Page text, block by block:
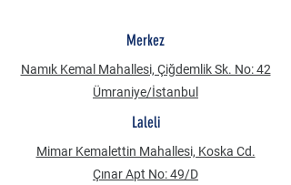
Merkez
Namık Kemal Mahallesi, Çiğdemlik Sk. No: 42
Ümraniye/İstanbul
Laleli
Mimar Kemalettin Mahallesi, Koska Cd.
Çınar Apt No: 49/D